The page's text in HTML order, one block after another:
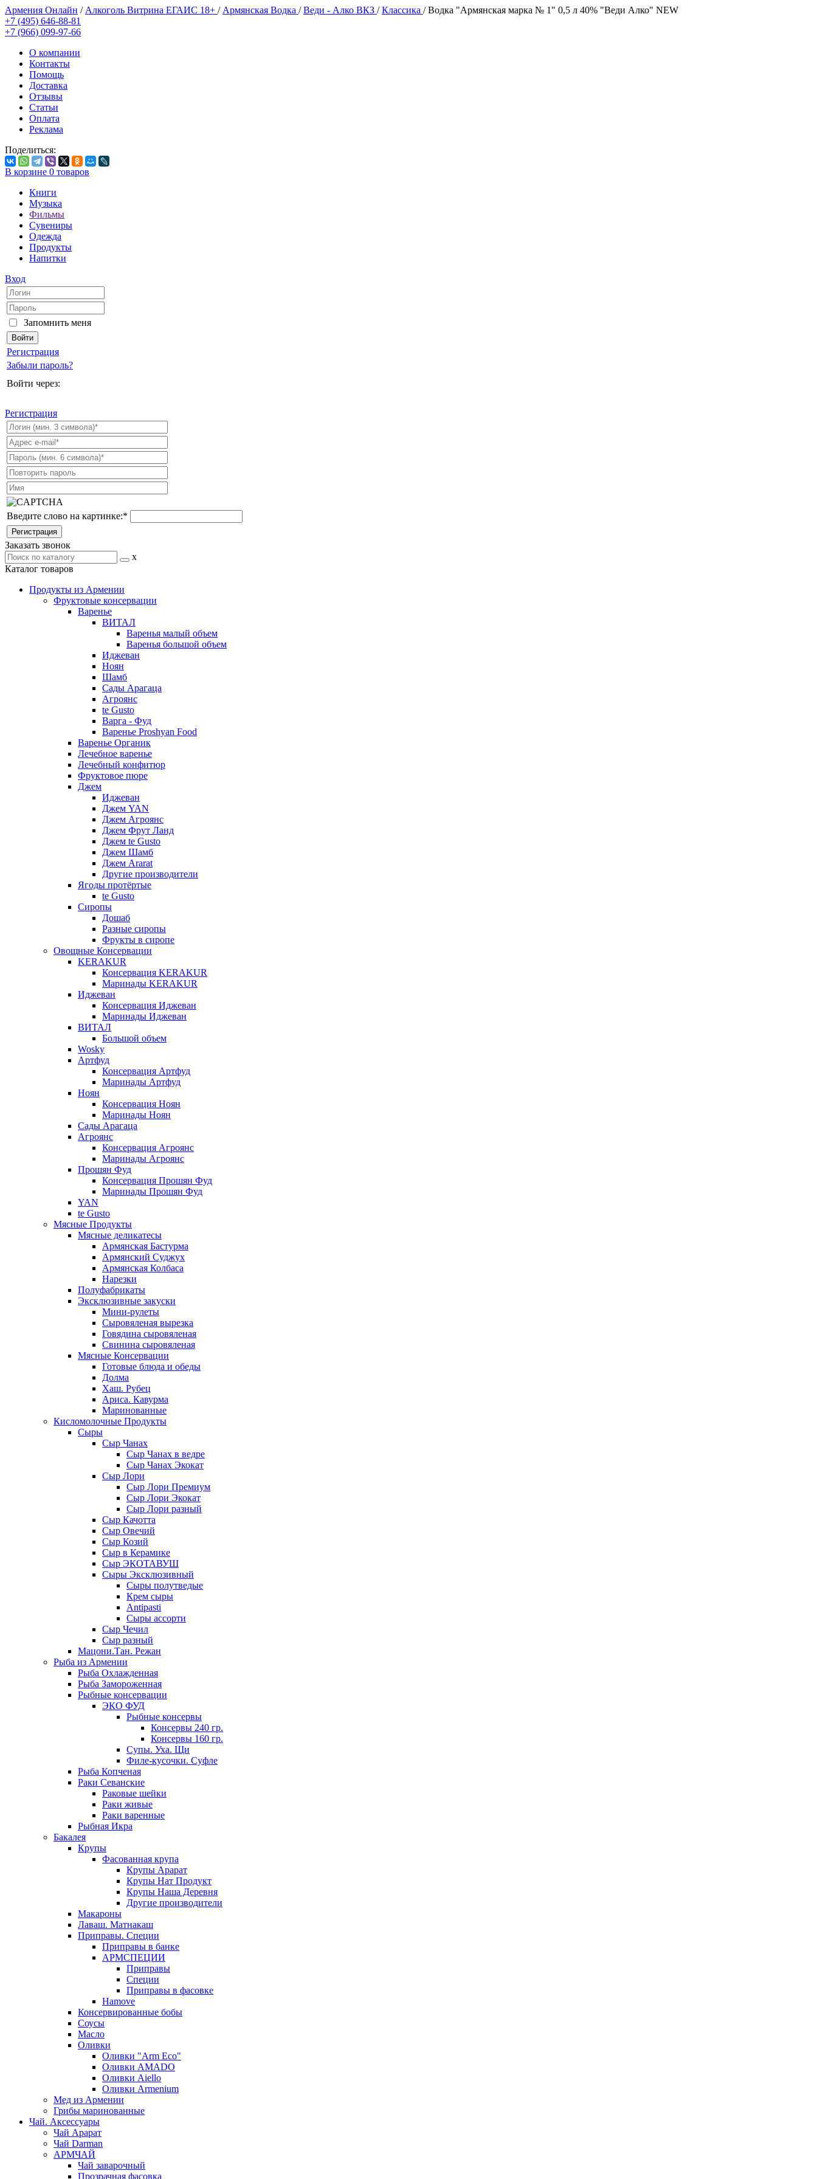
Армения Онлайн / Алкоголь Витрина ЕГАИС 18+ / Армянская Водка /Веди - Алко ВКЗ /Классика /Водка "Армянская марка № 1" 0,5 л 40% "Веди Алко" NEW
+7 (495) 646-88-81
+7 (966) 099-97-66
О компании
Контакты
Помощь
Доставка
Отзывы
Статьи
Оплата
Реклама
Поделиться:
В корзине 0 товаров
Книги
Музыка
Фильмы
Сувениры
Одежда
Продукты
Напитки
Вход
Запомнить меня
Регистрация
Забыли пароль?
Войти через:
Регистрация
Введите слово на картинке:*
Заказать звонок
x
Каталог товаров
Продукты из Армении
Фруктовые консервации
Варенье
ВИТАЛ
Варенья малый объем
Варенья большой объем
Иджеван
Ноян
Шамб
Сады Арагаца
Агроянс
te Gusto
Варга - Фуд
Варенье Proshyan Food
Варенье Органик
Лечебное варенье
Лечебный конфитюр
Фруктовое пюре
Джем
Иджеван
Джем YAN
Джем Агроянс
Джем Фрут Ланд
Джем te Gusto
Джем Шамб
Джем Ararat
Другие производители
Ягоды протёртые
te Gusto
Сиропы
Дошаб
Разные сиропы
Фрукты в сиропе
Овощные Консервации
KERAKUR
Консервация KERAKUR
Маринады KERAKUR
Иджеван
Консервация Иджеван
Маринады Иджеван
ВИТАЛ
Большой объем
Wosky
Артфуд
Консервация Артфуд
Маринады Артфуд
Ноян
Консервация Ноян
Маринады Ноян
Сады Арагаца
Агроянс
Консервация Агроянс
Маринады Агроянс
Прошян Фуд
Консервация Прошян Фуд
Маринады Прошян Фуд
YAN
te Gusto
Мясные Продукты
Мясные деликатесы
Армянская Бастурма
Армянский Суджух
Армянская Колбаса
Нарезки
Полуфабрикаты
Эксклюзивные закуски
Мини-рулеты
Сыровяленая вырезка
Говядина сыровяленая
Свинина сыровяленая
Мясные Консервации
Готовые блюда и обеды
Долма
Хаш. Рубец
Ариса. Кавурма
Маринованные
Кисломолочные Продукты
Сыры
Сыр Чанах
Сыр Чанах в ведре
Сыр Чанах Экокат
Сыр Лори
Сыр Лори Премиум
Сыр Лори Экокат
Сыр Лори разный
Сыр Качотта
Сыр Овечий
Сыр Козий
Сыр в Керамике
Сыр ЭКОТАВУШ
Сыры Эксклюзивный
Сыры полутведые
Крем сыры
Antipasti
Сыры ассорти
Сыр Чечил
Сыр разный
Мацони.Тан. Режан
Рыба из Армении
Рыба Охлажденная
Рыба Замороженная
Рыбные консервации
ЭКО ФУД
Рыбные консервы
Консервы 240 гр.
Консервы 160 гр.
Супы. Уха. Щи
Филе-кусочки. Суфле
Рыба Копченая
Раки Севанские
Раковые шейки
Раки живые
Раки варенные
Рыбная Икра
Бакалея
Крупы
Фасованная крупа
Крупы Арарат
Крупы Нат Продукт
Крупы Наша Деревня
Другие производители
Макароны
Лаваш. Матнакаш
Приправы. Специи
Приправы в банке
АРМСПЕЦИИ
Приправы
Специи
Приправы в фасовке
Hamove
Консервированные бобы
Соусы
Масло
Оливки
Оливки "Arm Eco"
Оливки AMADO
Оливки Aiello
Оливки Armenium
Мед из Армении
Грибы маринованные
Чай. Аксессуары
Чай Арарат
Чай Darman
АРМЧАЙ
Чай заварочный
Прозрачная фасовка